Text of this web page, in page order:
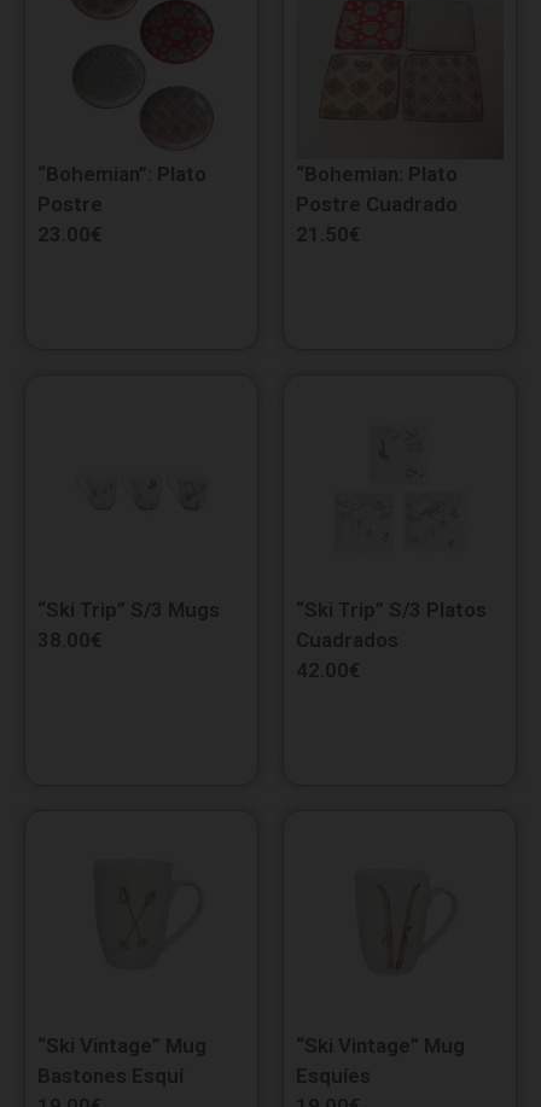
“Bohemian”: Plato
Postre
23.00€
“Bohemian: Plato
Postre Cuadrado
21.50€
“Ski Trip” S/3 Mugs
38.00€
“Ski Trip” S/3 Platos
Cuadrados
42.00€
“Ski Vintage” Mug
Bastones Esquí
“Ski Vintage” Mug
Esquíes